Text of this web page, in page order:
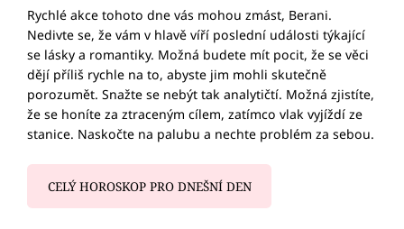
Rychlé akce tohoto dne vás mohou zmást, Berani.
Nedivte se, že vám v hlavě víří poslední události týkající
se lásky a romantiky. Možná budete mít pocit, že se věci
dějí příliš rychle na to, abyste jim mohli skutečně
porozumět. Snažte se nebýt tak analytičtí. Možná zjistíte,
že se honíte za ztraceným cílem, zatímco vlak vyjíždí ze
stanice. Naskočte na palubu a nechte problém za sebou.
CELÝ HOROSKOP PRO DNEŠNÍ DEN